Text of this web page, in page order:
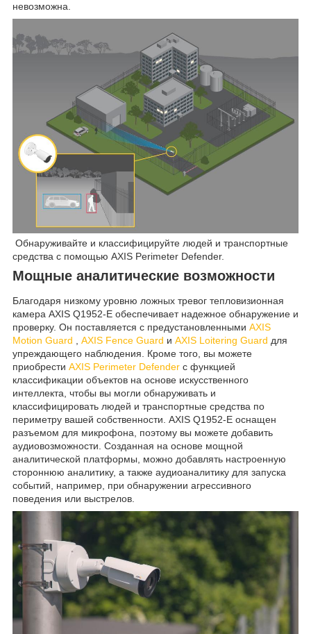
невозможна.
Обнаруживайте и классифицируйте людей и транспортные
средства с помощью AXIS Perimeter Defender.
Мощные аналитические возможности
Благодаря низкому уровню ложных тревог тепловизионная
камера AXIS Q1952-E обеспечивает надежное обнаружение и
проверку. Он поставляется с предустановленными AXIS
Motion Guard
AXIS Fence Guard и AXIS Loitering Guard для
упреждающего наблюдения. Кроме того, вы можете
приобрести AXIS Perimeter Defender с функцией
классификации объектов на основе искусственного
интеллекта, чтобы вы могли обнаруживать и
классифицировать людей и транспортные средства по
периметру вашей собственности. AXIS Q1952-E оснащен
разъемом для микрофона, поэтому вы можете добавить
аудиовозможности. Созданная на основе мощной
аналитической платформы, можно добавлять настроенную
стороннюю аналитику, а также аудиоаналитику для запуска
событий, например, при обнаружении агрессивного
поведения или выстрелов.